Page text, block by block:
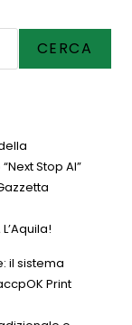
CERCA
Stop AI”
il sistema
Print